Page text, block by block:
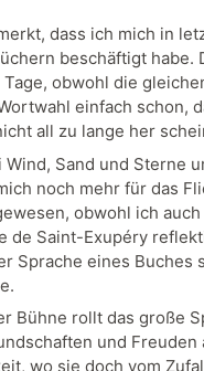
dass ich mich in
beschäftigt habe.
obwohl die
einfach schon,
all zu lange her
Wind, Sand und Sterne
noch mehr für das
obwohl ich
de Saint-Exupéry
Sprache eines Buches
Bühne rollt das große
und
wo sie doch vom